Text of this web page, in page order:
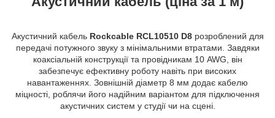
Акустичний кабель Rockcable RCL10510 D8розроблений для
передачі потужного звуку з мінімальними втратами. Завдяки
коаксіальній конструкції та провідникам 10 AWG, він
забезпечує ефективну роботу навіть при високих
навантаженнях. Зовнішній діаметр 8 мм додає кабелю
міцності, роблячи його надійним варіантом для підключення
акустичних систем у студії чи на сцені.